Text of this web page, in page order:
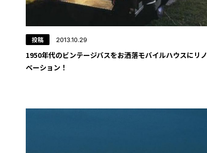
投稿 2013.10.29
1950年代のビンテージバスをお洒落モバイルハウスにリノ
ベーション！